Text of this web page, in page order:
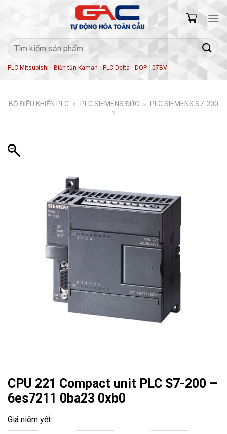
Tìm
kiếm:
PLC Mitsubishi Biến tần Kaman PLC Delta DOP-107BV
BỘ ĐIỀU KHIỂN PLC » PLC SIEMENS ĐỨC »
PLC SIEMENS S7-200
»
CPU 221 Compact unit PLC S7-200 –
6es7211 0ba23 0xb0